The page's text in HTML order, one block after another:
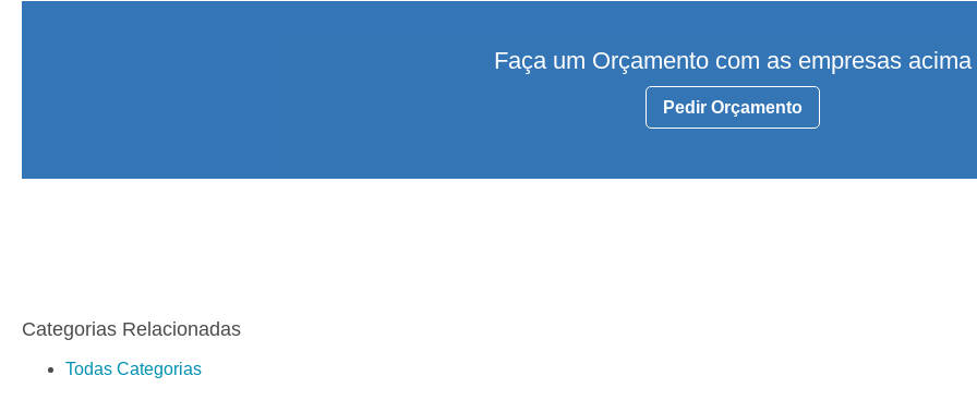
Faça um Orçamento com as empresas acima
Pedir Orçamento
Categorias Relacionadas
Todas Categorias